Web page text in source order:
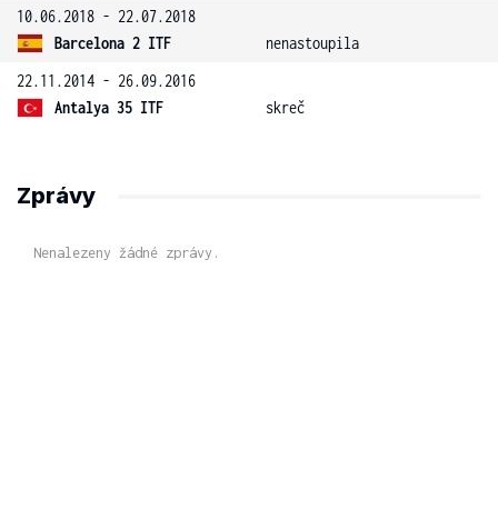
10.06.2018 - 22.07.2018
Barcelona 2 ITF
nenastoupila
22.11.2014 - 26.09.2016
Antalya 35 ITF
skreč
Zprávy
Nenalezeny žádné zprávy.